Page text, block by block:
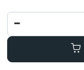
Ilość